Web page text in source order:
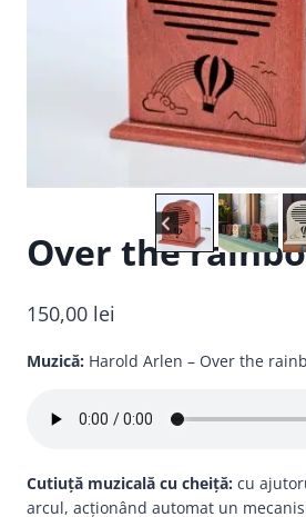
Over the
150,00 lei
Muzică: Harold Arlen – Over the
Cutiuță muzicală cu cheiță: cu
arcul, acționând automat un